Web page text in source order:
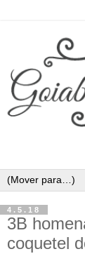
4.5.18
3B
coquetel